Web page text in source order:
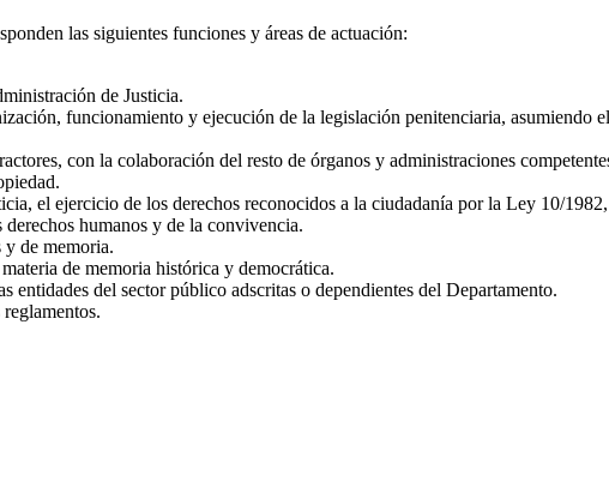
las siguientes funciones y áreas de actuación:
de Justicia.
funcionamiento y ejecución de la legislación penitenciaria, asumiendo
con la colaboración del resto de órganos y administraciones
el ejercicio de los derechos reconocidos a la ciudadanía por la Ley 10/
humanos y de la convivencia.
de memoria.
de memoria histórica y democrática.
entidades del sector público adscritas o dependientes del Departamento.